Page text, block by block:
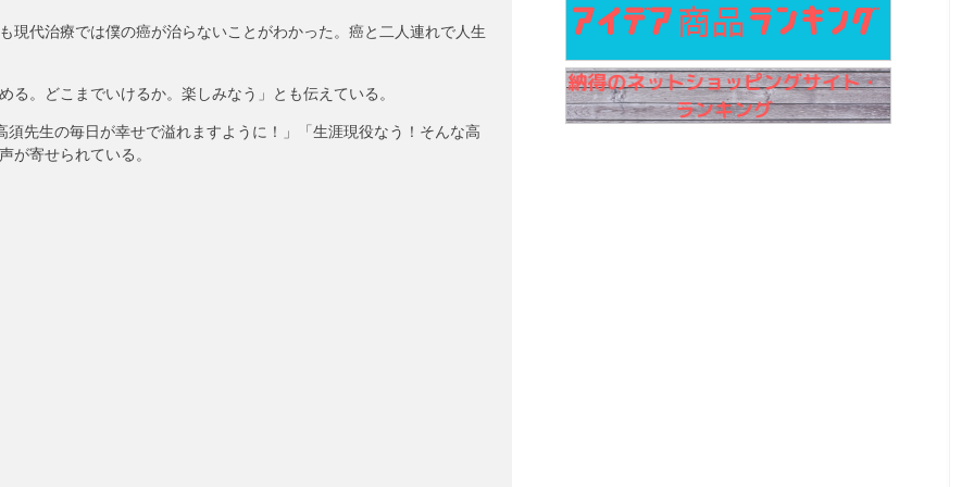
現代治療では僕の癌が治らないことがわかった。癌と二人連れで人生
。どこまでいけるか。楽しみなう」とも伝えている。
先生の毎日が幸せで溢れますように！」「生涯現役なう！そんな高
が寄せられている。